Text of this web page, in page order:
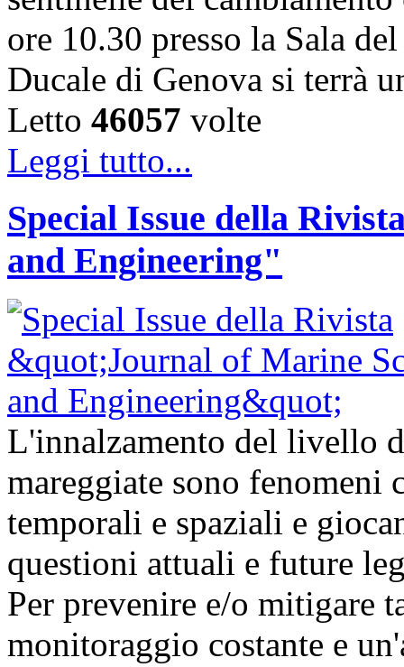
ore 10.30 presso la Sala
Ducale di Genova si terrà
Letto 46057 volte
Leggi tutto...
Special Issue della
and Engineering"
L'innalzamento del livello
mareggiate sono fenomeni
temporali e spaziali e
questioni attuali e future
Per prevenire e/o mitigare
monitoraggio costante e